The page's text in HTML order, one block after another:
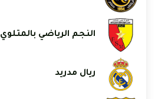
النجم الرياضي بالمتلوي
ريال مدريد